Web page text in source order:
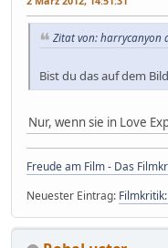
Zitat von: harrycanyon
Bist du das auf dem
Nur, wenn sie in Love
Freude am Film - Das
Neuester Eintrag: